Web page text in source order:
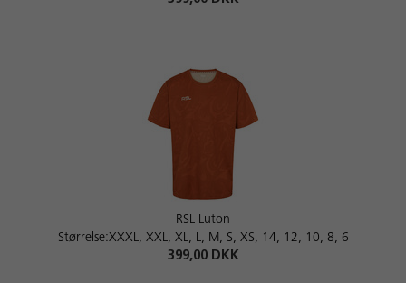
RSL Luton
Størrelse:XXXL, XXL, XL, L, M, S, XS, 14, 12, 10, 8, 6
399,00 DKK